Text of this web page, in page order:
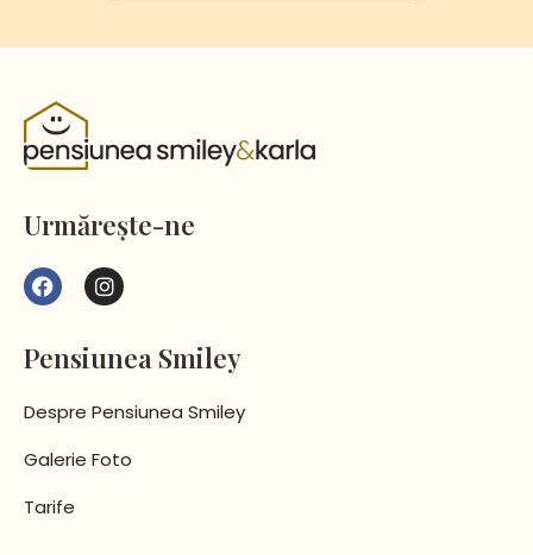
Urmărește-ne
F
a
c
b
o
k
I
n
s
a
g
a
Pensiunea Smiley
Despre Pensiunea Smiley
Galerie Foto
Tarife